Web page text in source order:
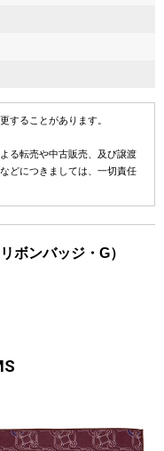
することがあります。
る転売や中古販売、及び譲渡
どにつきましては、一切責任
ボンバッジ・G）